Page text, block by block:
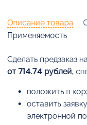
Описание товара
Применяемость
Cделать предзаказ
от 714.74 рублей,
положить в
оставить
электронной